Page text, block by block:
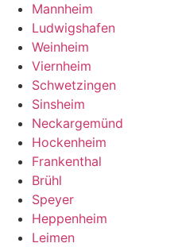
Mannheim
Ludwigshafen
Weinheim
Viernheim
Schwetzingen
Sinsheim
Neckargemünd
Hockenheim
Frankenthal
Brühl
Speyer
Heppenheim
Leimen